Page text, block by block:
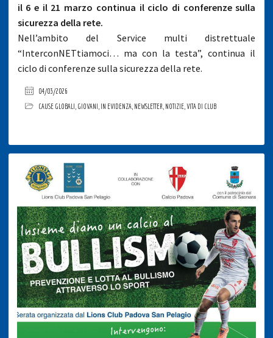
il 6 e il 21 marzo continua il ciclo di conferenze sulla
sicurezza della rete.
Nell’ambito del Service multi distrettuale
“InterconNETtiamoci… ma con la testa”, continua il
ciclo di conferenze sulla sicurezza della rete.
04/03/2026
CAUSE GLOBALI GIOVANI IN EVIDENZA NEWSLETTER NOTIZIE ,VITA DI CLUB